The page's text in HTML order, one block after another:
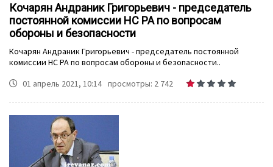
Кочарян Андраник Григорьевич - председатель
постоянной комиссии НС РА по вопросам
обороны и безопасности
Кочарян Андраник Григорьевич - председатель постоянной
комиссии НС РА по вопросам обороны и безопасности..
01 апрель 2021, 10:14 просмотры: 2 742